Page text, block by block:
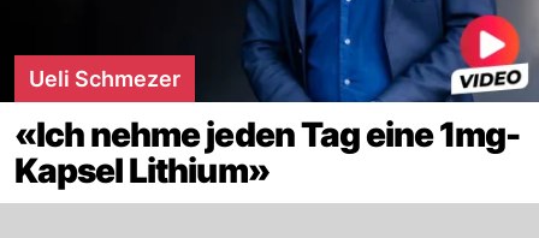
Ueli Schmezer
«Ich nehme jeden Tag eine 1mg-
Kapsel Lithium»